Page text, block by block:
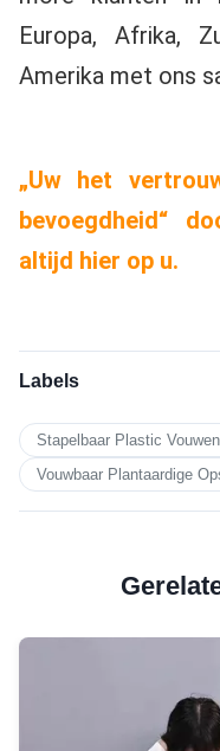
Europa, Afrika,
Amerika met ons
„Uw het
bevoegdheid“
altijd hier op u.
Labels
Stapelbaar Plastic
Vouwbaar Plantaardige